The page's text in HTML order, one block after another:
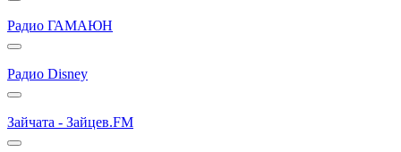
Радио ГАМАЮН
Радио Disney
Зайчата - Зайцев.FM